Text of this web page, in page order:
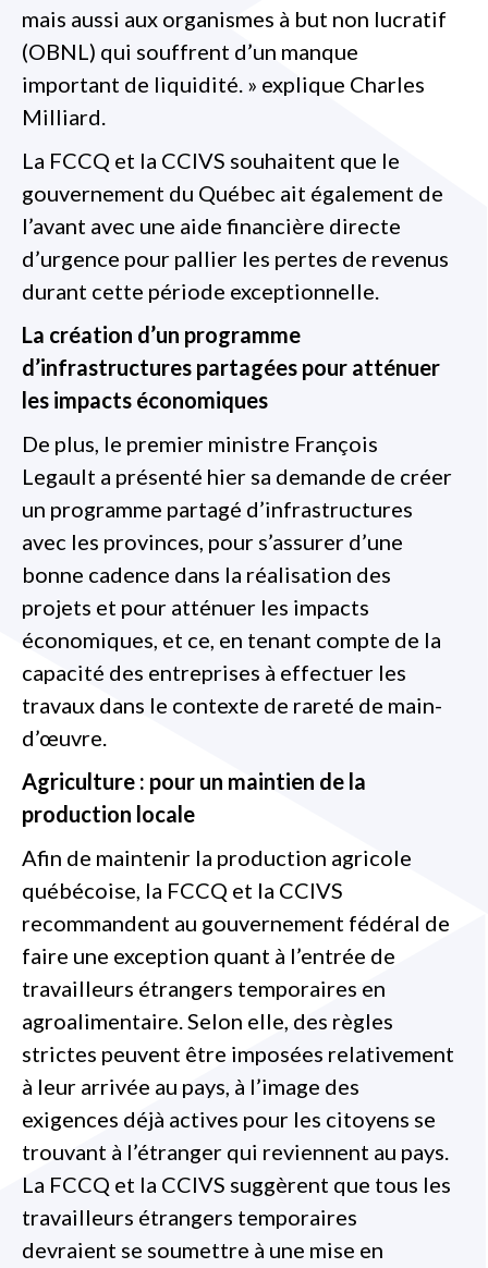
mais aussi aux organismes à but non lucratif
(OBNL) qui souffrent d’un manque
important de liquidité. » explique Charles
Milliard.
La FCCQ et la CCIVS souhaitent que le
gouvernement du Québec ait également de
l’avant avec une aide financière directe
d’urgence pour pallier les pertes de revenus
durant cette période exceptionnelle.
La création d’un programme
d’infrastructures partagées pour atténuer
les impacts économiques
De plus, le premier ministre François
Legault a présenté hier sa demande de créer
un programme partagé d’infrastructures
avec les provinces, pour s’assurer d’une
bonne cadence dans la réalisation des
projets et pour atténuer les impacts
économiques, et ce, en tenant compte de la
capacité des entreprises à effectuer les
travaux dans le contexte de rareté de main-
d’œuvre.
Agriculture : pour un maintien de la
production locale
Afin de maintenir la production agricole
québécoise, la FCCQ et la CCIVS
recommandent au gouvernement fédéral de
faire une exception quant à l’entrée de
travailleurs étrangers temporaires en
agroalimentaire. Selon elle, des règles
strictes peuvent être imposées relativement
à leur arrivée au pays, à l’image des
exigences déjà actives pour les citoyens se
trouvant à l’étranger qui reviennent au pays.
La FCCQ et la CCIVS suggèrent que tous les
travailleurs étrangers temporaires
devraient se soumettre à une mise en